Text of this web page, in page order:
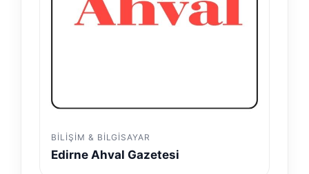
BILIŞIM & BILGISAYAR
Edirne Ahval Gazetesi